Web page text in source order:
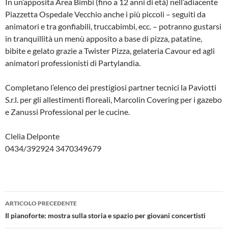
Piazzetta Ospedale Vecchio anche i più piccoli – seguiti da
animatori e tra gonfiabili, truccabimbi, ecc. – potranno gustarsi
in tranquillità un menù apposito a base di pizza, patatine,
bibite e gelato grazie a Twister Pizza, gelateria Cavour ed agli
animatori professionisti di Partylandia.
Completano l’elenco dei prestigiosi partner tecnici la Paviotti
S.r.l. per gli allestimenti floreali, Marcolin Covering per i gazebo
e Zanussi Professional per le cucine.
Clelia Delponte
0434/392924 3470349679
Navigazione
articolo
ARTICOLO PRECEDENTE
Il pianoforte: mostra sulla storia e spazio per giovani concertisti